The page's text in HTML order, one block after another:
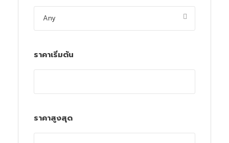
ราคาเริ่มต้น
ราคาสูงสุด